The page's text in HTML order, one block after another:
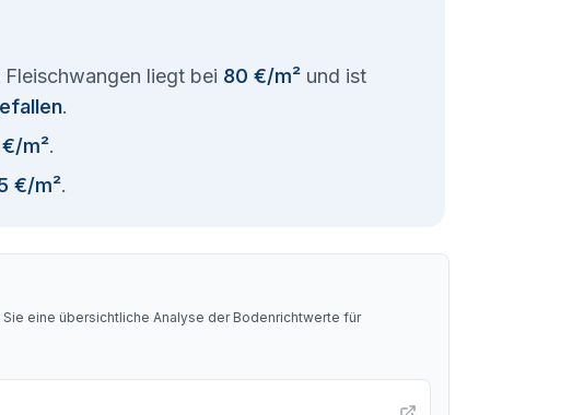
liegt bei 80 €/m² und ist
.
€/m².
€/m².
eine übersichtliche Analyse der Bodenrichtwerte für